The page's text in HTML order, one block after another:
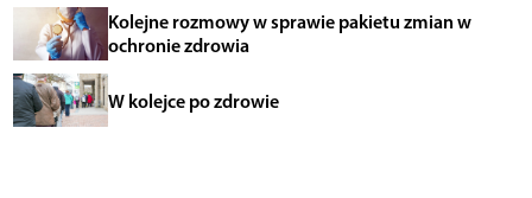
Kolejne rozmowy w sprawie pakietu zmian w
ochronie zdrowia
W kolejce po zdrowie